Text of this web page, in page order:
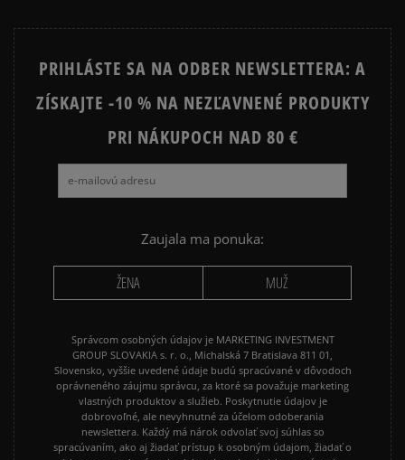
Ako zhromažďujeme recenzie?
Recenzie zákazníkov
PRIHLÁSTE SA NA ODBER NEWSLETTERA: A
ZÍSKAJTE -10 % NA NEZĽAVNENÉ PRODUKTY
PRI NÁKUPOCH NAD 80 €
Zaujala ma ponuka:
ŽENA MUŽ
Správcom osobných údajov je MARKETING INVESTMENT
GROUP SLOVAKIA s. r. o., Michalská 7 Bratislava 811 01,
Slovensko, vyššie uvedené údaje budú spracúvané v dôvodoch
oprávneného záujmu správcu, za ktoré sa považuje marketing
vlastných produktov a služieb. Poskytnutie údajov je
dobrovoľné, ale nevyhnutné za účelom odoberania
newslettera. Každý má nárok odvolať svoj súhlas so
spracúvaním, ako aj žiadať prístup k osobným údajom, žiadať o